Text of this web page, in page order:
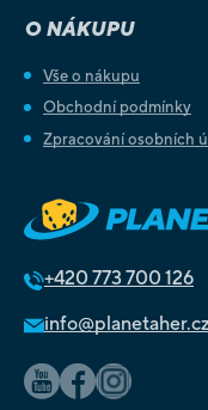
O NÁKUPU
Vše o nákupu
Obchodní podmínky
Zpracování osobních
+420 773 700 126
info@planetaher.cz